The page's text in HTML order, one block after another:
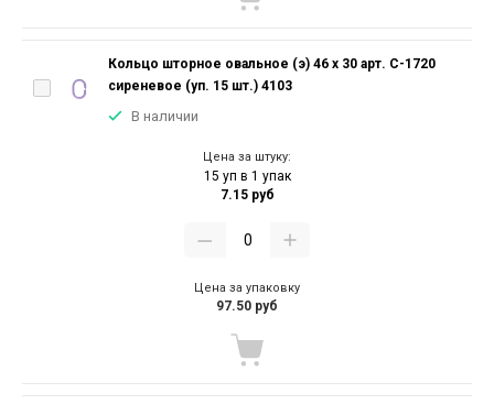
Кольцо шторное овальное (э) 46 х 30 арт. С-1720
сиреневое (уп. 15 шт.) 4103
В наличии
Цена за штуку:
15 уп в 1 упак
7.15 руб
Цена за упаковку
97.50 руб